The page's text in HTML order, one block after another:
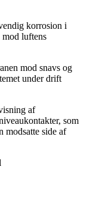
korrosion i
mod luftens
mod snavs og
under drift
af
som
modsatte side af